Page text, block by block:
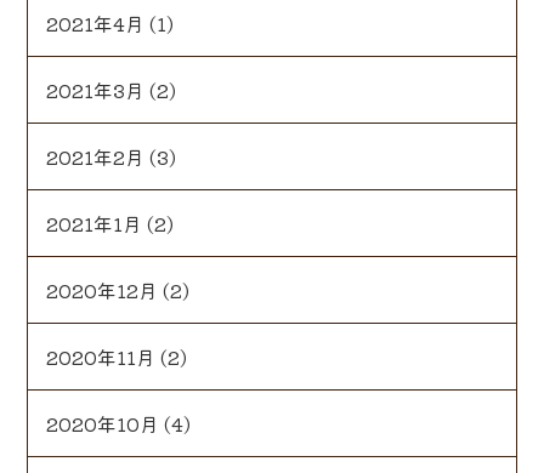
2021年4月 (1)
2021年3月 (2)
2021年2月 (3)
2021年1月 (2)
2020年12月 (2)
2020年11月 (2)
2020年10月 (4)